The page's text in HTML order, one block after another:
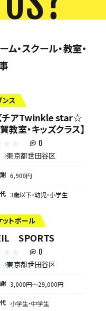
・スクール・教室・
ンス
チアTwinkle star☆
教室・キッズクラス】
0
東京都世田谷区
6,900円
3歳以下・幼児・小学生
ットボール
SPORTS
0
東京都世田谷区
3,000円〜29,000円
小学生・中学生